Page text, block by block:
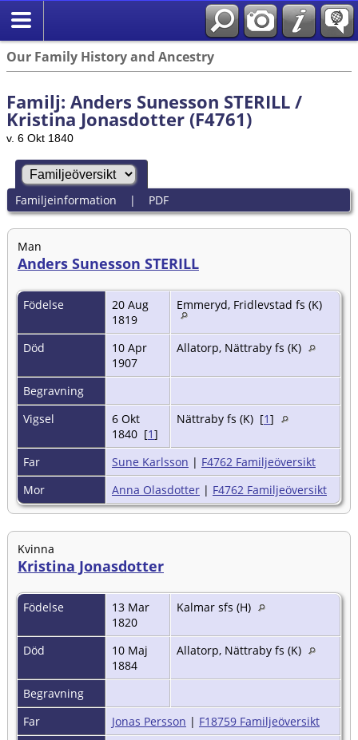
Our Family History and Ancestry
Familj: Anders Sunesson STERILL /
Kristina Jonasdotter (F4761)
v. 6 Okt 1840
Familjeinformation | PDF
Man
Anders Sunesson STERILL
Födelse
20 Aug
1819
Emmeryd, Fridlevstad fs (K)
Död
10 Apr
1907
Allatorp, Nättraby fs (K)
Begravning
Vigsel
6 Okt
1840 [1]
Nättraby fs (K) [1]
Far Sune Karlsson | F4762 Familjeöversikt
Mor
Anna Olasdotter | F4762 Familjeöversikt
Kvinna
Kristina Jonasdotter
Födelse
13 Mar
1820
Kalmar sfs (H)
Död
10 Maj
1884
Allatorp, Nättraby fs (K)
Begravning
Far
Jonas Persson | F18759 Familjeöversikt